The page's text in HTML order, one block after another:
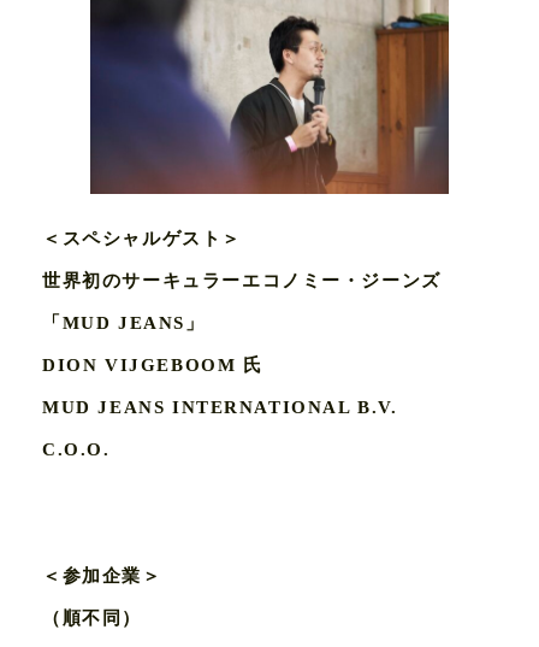
SERVICE
PARTNER
CONTACT
＜スペシャルゲスト＞
世界初のサーキュラーエコノミー・ジーンズ
「MUD JEANS」
DION VIJGEBOOM 氏
MUD JEANS INTERNATIONAL B.V.
C.O.O.
＜参加企業＞
（順不同）